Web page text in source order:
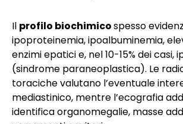
Il profilo biochimicospesso
ipoproteinemia, ipoalbuminemia,
enzimi epatici e, nel 10-15% dei casi,
(sindrome paraneoplastica). Le
toraciche valutano l’eventuale
mediastinico, mentre l’ecografia
identifica organomegalie, masse